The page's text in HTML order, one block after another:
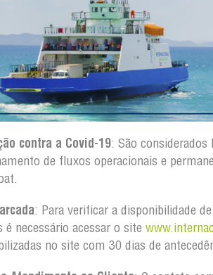
contra a Covid-19: São
de fluxos operacionais e
: Para verificar a disponibilidade
é necessário acessar o site
no site com 30 dias de